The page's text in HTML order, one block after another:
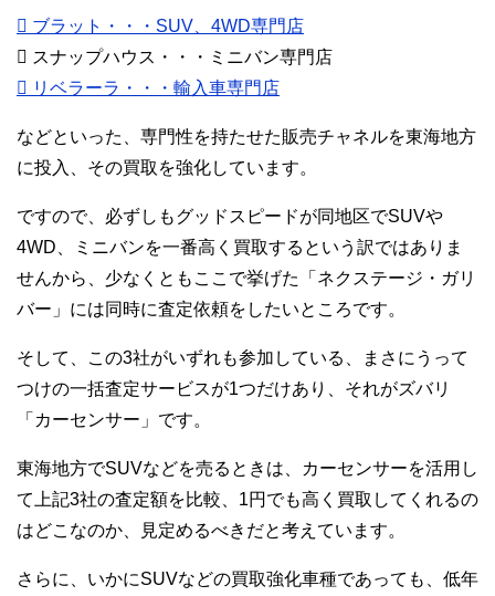
 ブラット・・・SUV、4WD専門店
 スナップハウス・・・ミニバン専門店
 リベラーラ・・・輸入車専門店
などといった、専門性を持たせた販売チャネルを東海地方
に投入、その買取を強化しています。
ですので、必ずしもグッドスピードが同地区でSUVや
4WD、ミニバンを一番高く買取するという訳ではありま
せんから、少なくともここで挙げた「ネクステージ・ガリ
バー」には同時に査定依頼をしたいところです。
そして、この3社がいずれも参加している、まさにうって
つけの一括査定サービスが1つだけあり、それがズバリ
「カーセンサー」です。
東海地方でSUVなどを売るときは、カーセンサーを活用し
て上記3社の査定額を比較、1円でも高く買取してくれるの
はどこなのか、見定めるべきだと考えています。
さらに、いかにSUVなどの買取強化車種であっても、低年